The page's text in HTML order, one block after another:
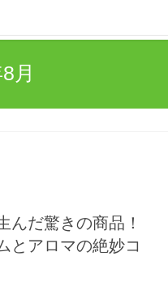
月
んだ驚きの商品！
とアロマの絶妙コ